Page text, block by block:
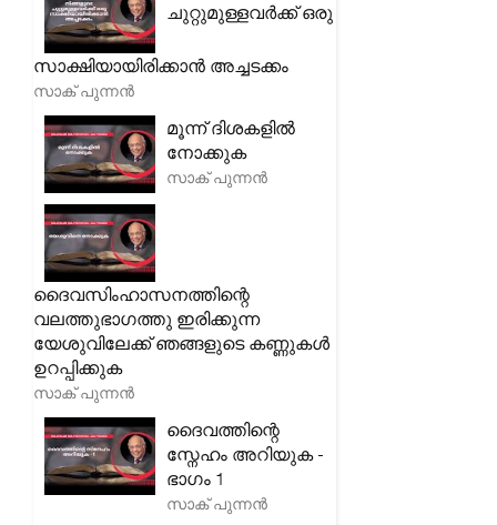
ചുറ്റുമുള്ളവർക്ക് ഒരു
സാക്ഷിയായിരിക്കാൻ അച്ചടക്കം
സാക് പുന്നൻ
മൂന്ന് ദിശകളിൽ
നോക്കുക
സാക് പുന്നൻ
ദൈവസിംഹാസനത്തിന്റെ
വലത്തുഭാഗത്തു ഇരിക്കുന്ന
യേശുവിലേക്ക് ഞങ്ങളുടെ കണ്ണുകൾ
ഉറപ്പിക്കുക
സാക് പുന്നൻ
ദൈവത്തിന്റെ
സ്നേഹം അറിയുക -
ഭാഗം 1
സാക് പുന്നൻ